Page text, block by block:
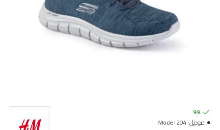
99
موديل: Model 204